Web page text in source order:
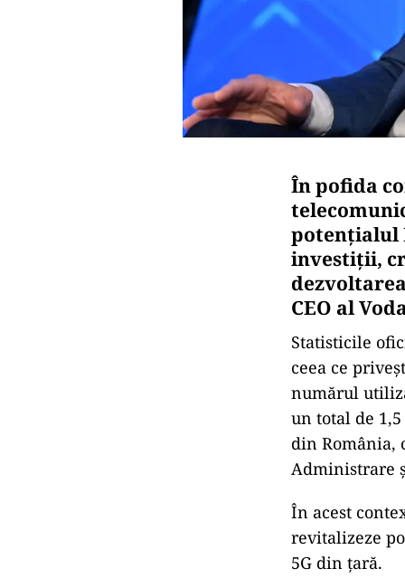
În pofida
potențialul
investiții,
CEO al
Statisticile
ceea ce
numărul
un total de
din România,
Administrare
În acest
revitalizeze
5G din țară.